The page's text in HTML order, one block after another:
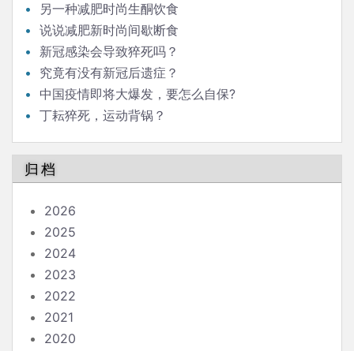
另一种减肥时尚生酮饮食
说说减肥新时尚间歇断食
新冠感染会导致猝死吗？
究竟有没有新冠后遗症？
中国疫情即将大爆发，要怎么自保?
丁耘猝死，运动背锅？
归档
2026
2025
2024
2023
2022
2021
2020